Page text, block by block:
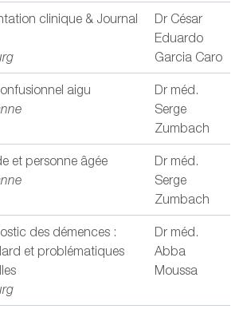
clinique & Journal
Dr César
Eduardo
Garcia Caro
aigu
Dr méd.
Serge
Zumbach
et personne âgée
Dr méd.
Serge
Zumbach
des démences :
et problématiques
Dr méd.
Abba
Moussa